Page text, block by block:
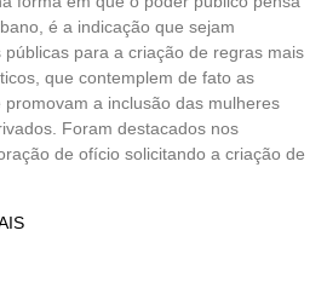
é a indicação que sejam
para a criação de regras mais
que contemplem de fato as
a inclusão das mulheres
Foram destacados nos
de ofício solicitando a criação de